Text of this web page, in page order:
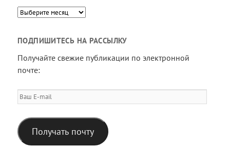
Архив
ПОДПИШИТЕСЬ НА РАССЫЛКУ
Получайте свежие публикации по электронной
почте:
Ваш
E-
mail
Получать почту